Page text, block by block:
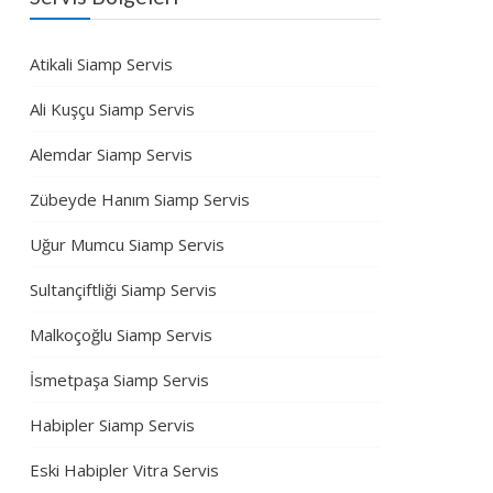
Atikali Siamp Servis
Ali Kuşçu Siamp Servis
Alemdar Siamp Servis
Zübeyde Hanım Siamp Servis
Uğur Mumcu Siamp Servis
Sultançiftliği Siamp Servis
Malkoçoğlu Siamp Servis
İsmetpaşa Siamp Servis
Habipler Siamp Servis
Eski Habipler Vitra Servis